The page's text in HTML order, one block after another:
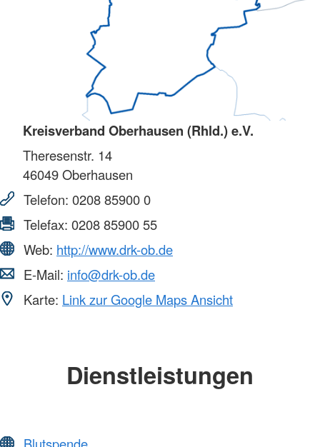
Kreisverband Oberhausen (Rhld.) e.V.
Theresenstr. 14
46049Oberhausen
Telefon: 0208 85900 0
Telefax: 0208 85900 55
Web: http://www.drk-ob.de
E-Mail: info@drk-ob.de
Karte: Link zur Google Maps Ansicht
Dienstleistungen